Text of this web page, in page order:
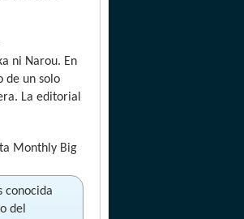
ni Narou. En
de un solo
La editorial
Monthly Big
conocida
del